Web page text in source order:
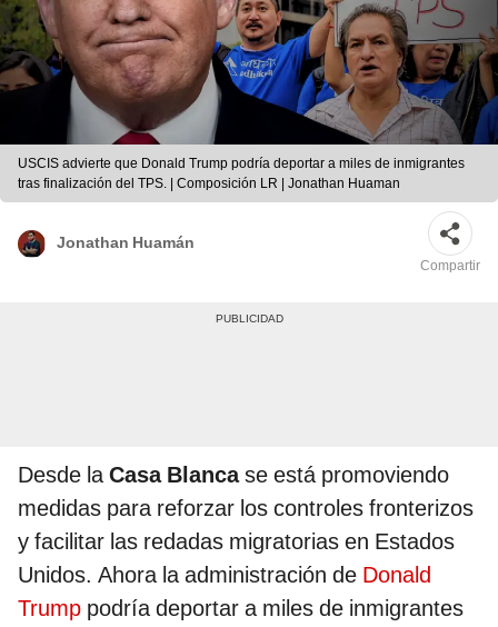
USCIS advierte que Donald Trump podría deportar a miles de inmigrantes
tras finalización del TPS. | Composición LR | Jonathan Huaman
Jonathan Huamán
Compartir
Desde laCasa Blancase está promoviendo
medidas para reforzar los controles fronterizos
y facilitar las redadas migratorias en Estados
Unidos. Ahora la administración de Donald
Trump podría deportar a miles de inmigrantes